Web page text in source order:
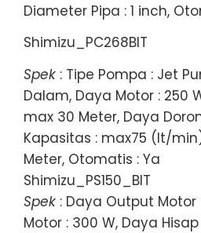
Diameter Pipa : 1 inch,
Shimizu_PC268BIT
Spek : Tipe Pompa : Jet
Dalam, Daya Motor : 250
max 30 Meter, Daya
Kapasitas : max75 (lt/
Meter, Otomatis : Ya
Shimizu_PS150_BIT
Spek : Daya Output Motor
Motor : 300 W, Daya